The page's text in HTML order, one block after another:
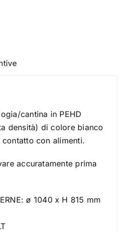
cantina in PEHD
densità) di colore bianco
con alimenti.
accuratamente prima
ø 1040 x H 815 mm